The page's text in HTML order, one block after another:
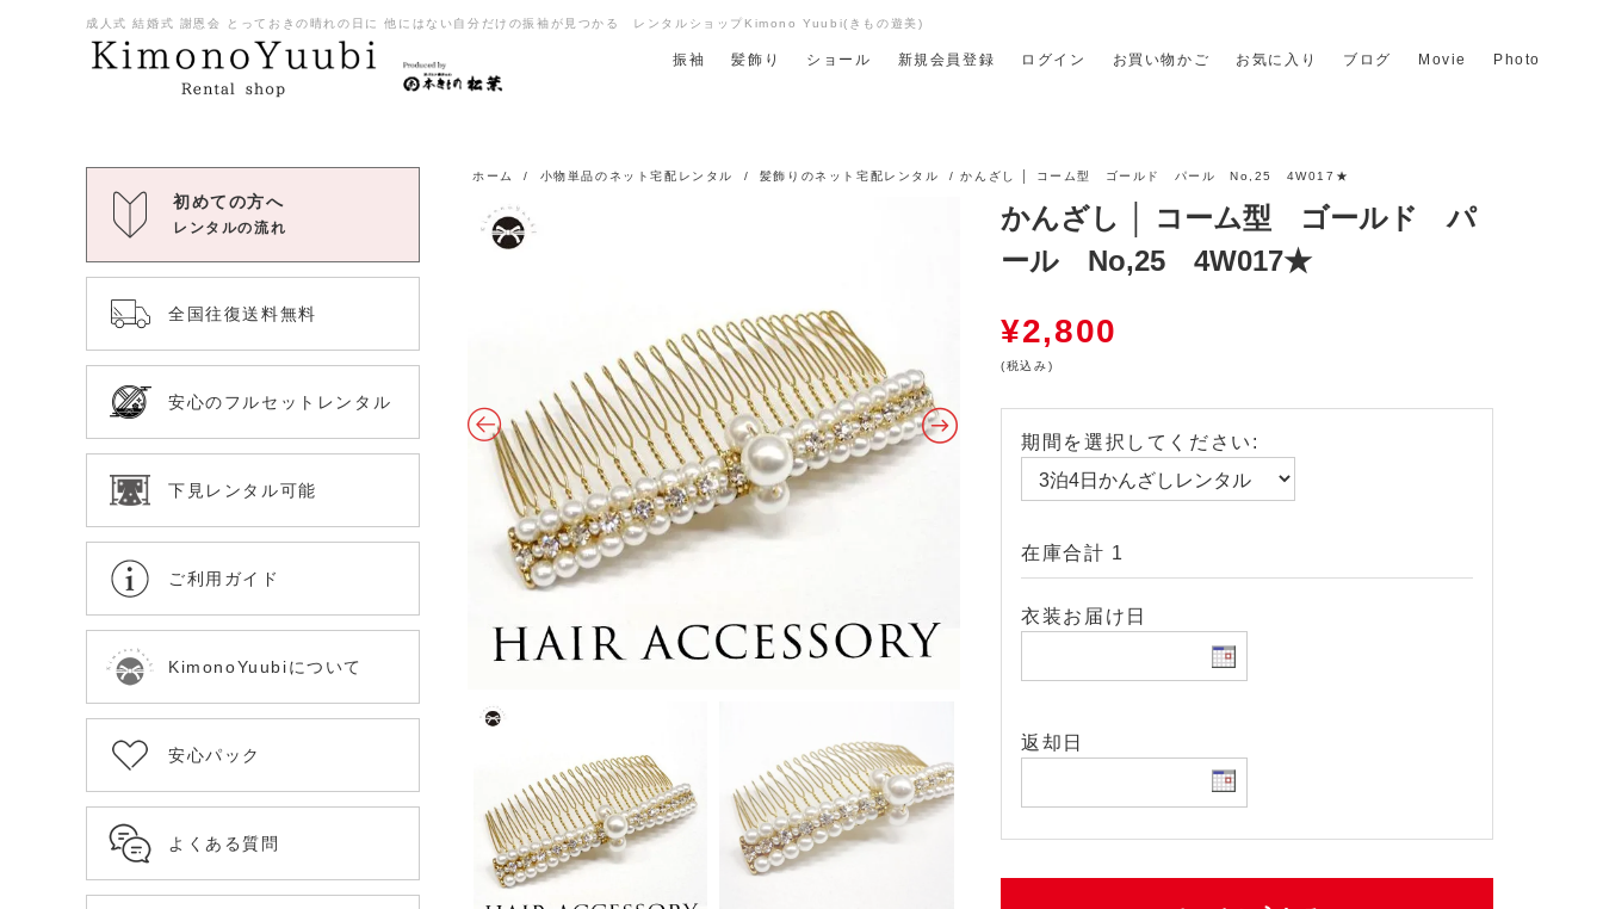
成人式 結婚式 謝恩会 とっておきの晴れの日に 他にはない自分だけの振袖が見つかる レンタルショップKimono Yuubi(きもの遊美)
振袖 髪飾り ショール 新規会員登録 ログイン お買い物かご お気に入り ブログ Movie Photo
初めての方へ
レンタルの流れ
全国往復送料無料
安心のフルセットレンタル
下見レンタル可能
ご利用ガイド
KimonoYuubiについて
安心パック
よくある質問
ホーム / 小物単品のネット宅配レンタル / 髪飾りのネット宅配レンタル / かんざし │ コーム型 ゴールド パール No,25 4W017★
かんざし │ コーム型 ゴールド パ
ール No,25 4W017★
¥2,800
(税込み)
期間を選択してください:
在庫合計 1
衣装お届け日
返却日